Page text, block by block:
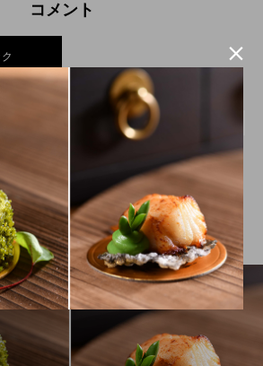
ージョンが際立つSHIFT HOTEL
コメント
ックはありません。
